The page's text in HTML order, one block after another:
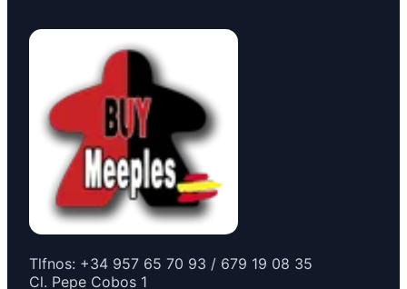
Tlfnos: +34 957 65 70 93 / 679 19 08 35
Cl. Pepe Cobos 1